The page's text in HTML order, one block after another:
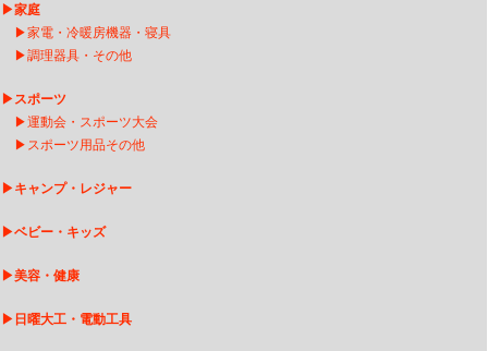
▶家庭
▶家電・冷暖房機器・寝具
▶調理器具・その他
▶スポーツ
▶運動会・スポーツ大会
▶ スポーツ用品その他
▶キャンプ・レジャー
▶ベビー・キッズ
▶美容・健康
▶ 日曜大工・電動工具